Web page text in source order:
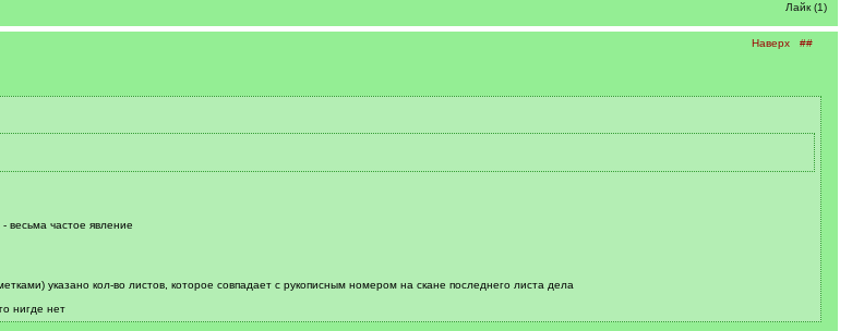
Лайк (1)
Наверх ##
весьма частое явление
указано кол-во листов, которое совпадает с рукописным номером на скане последнего листа дела
нигде нет